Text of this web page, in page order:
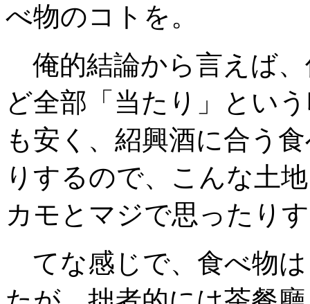
べ物のコトを。
俺的結論から言えば
ど全部「当たり」とい
も安く、紹興酒に合う
りするので、こんな土
カモとマジで思ったり
てな感じで、食べ物